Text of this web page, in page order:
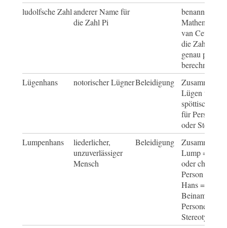
ludolfsche Zahlanderer Name für
die Zahl Pi
benannt nach
van Ceulen,
die Zahl auf
genau per
berechnete
Lügenhans
notorischer LügnerBeleidigung
Lügen und
spöttischer
für
oder
Lumpenhans
liederlicher,
unzuverlässiger
Mensch
Beleidigung
Lump =
oder
Person und
Hans =
Beiname für
Stereotypen